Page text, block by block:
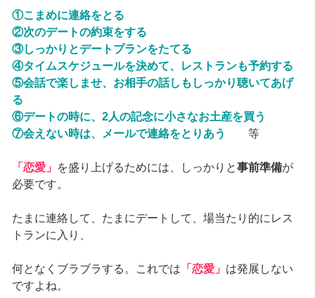
①こまめに連絡をとる
②次のデートの約束をする
③しっかりとデートプランをたてる
④タイムスケジュールを決めて、レストランも予約する
⑤会話で楽しませ、お相手の話しもしっかり聴いてあげ
る
⑥デートの時に、2人の記念に小さなお土産を買う
⑦会えない時は、メールで連絡をとりあう
等
「恋愛」 を盛り上げるためには、しっかりと事前準備が
必要です。
たまに連絡して、たまにデートして、場当たり的にレス
トランに入り、
何となくブラブラする。これでは 「恋愛」 は発展しない
ですよね。